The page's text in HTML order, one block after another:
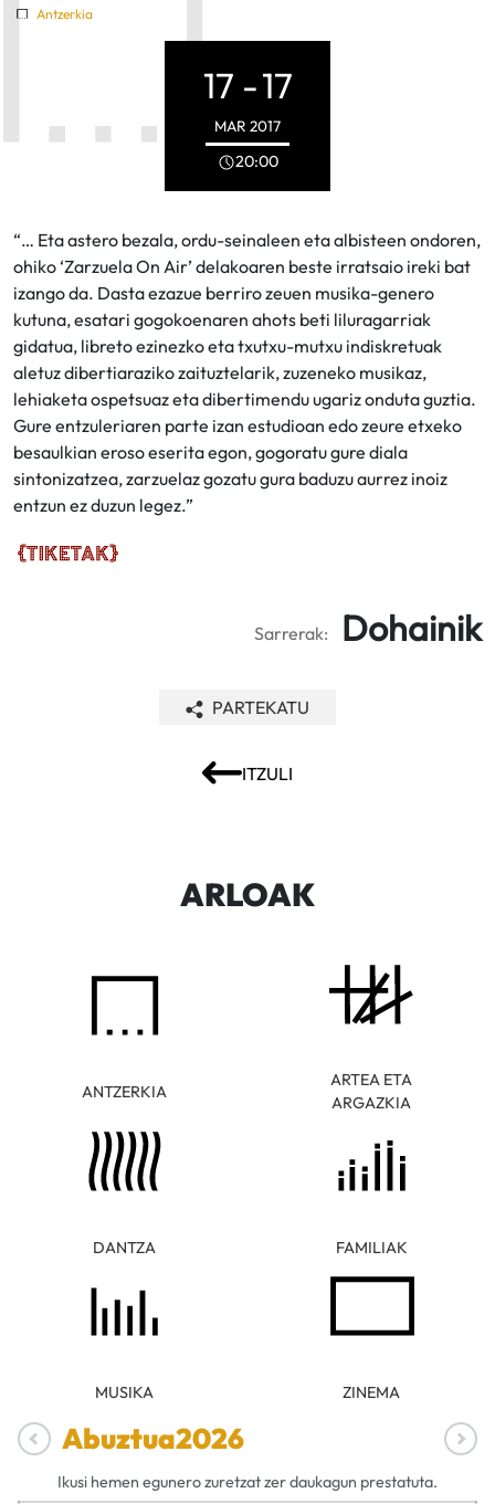
Antzerkia
17 -17
MAR 2017
20:00
“… Eta astero bezala, ordu-seinaleen eta albisteen ondoren,
ohiko ‘Zarzuela On Air’ delakoaren beste irratsaio ireki bat
izango da. Dasta ezazue berriro zeuen musika-genero
kutuna, esatari gogokoenaren ahots beti liluragarriak
gidatua, libreto ezinezko eta txutxu-mutxu indiskretuak
aletuz dibertiaraziko zaituztelarik, zuzeneko musikaz,
lehiaketa ospetsuaz eta dibertimendu ugariz onduta guztia.
Gure entzuleriaren parte izan estudioan edo zeure etxeko
besaulkian eroso eserita egon, gogoratu gure diala
sintonizatzea, zarzuelaz gozatu gura baduzu aurrez inoiz
entzun ez duzun legez.”
Sarrerak: Dohainik
ITZULI
PARTEKATU
ARLOAK
ANTZERKIA
ARTEA ETA
ARGAZKIA
DANTZA FAMILIAK
MUSIKA ZINEMA
Abuztua2026
Ikusi hemen egunero zuretzat zer daukagun prestatuta.